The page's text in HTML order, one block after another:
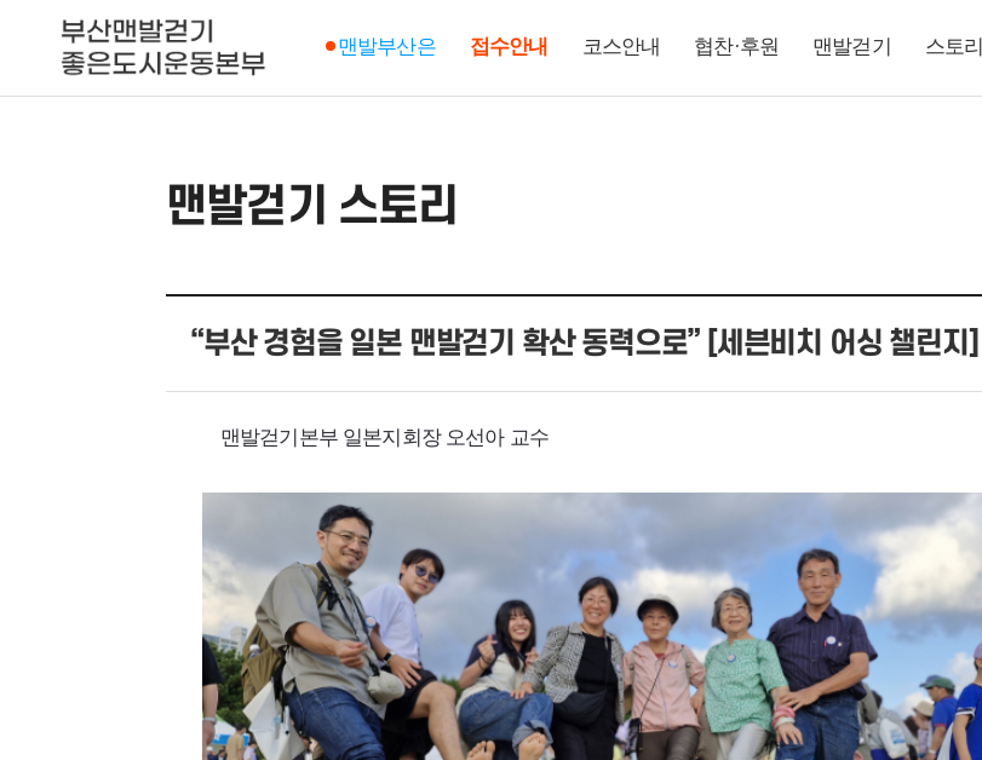
맨발부산은 접수안내 코스안내 협찬·후원 맨발걷기 스토리
맨발걷기 스토리
“부산 경험을 일본 맨발걷기 확산 동력으로” [세븐비치 어싱 챌린지]
맨발걷기본부 일본지회장 오선아 교수